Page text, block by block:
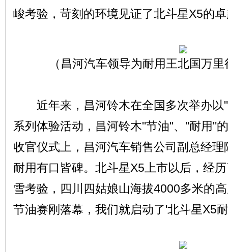
峻考验，苛刻的环境见证了北斗星X5的
（昌河汽车领导为耐用王北国万
近年来，昌河铃木在全国多次举办以"
系列体验活动，昌河铃木"节油"、"耐用"
收官仪式上，昌河汽车销售公司副总经
耐用有口皆碑。北斗星X5上市以后，经
雪考验，四川四姑娘山海拔4000多米的
节油赛刚落幕，我们就启动了'北斗星X5